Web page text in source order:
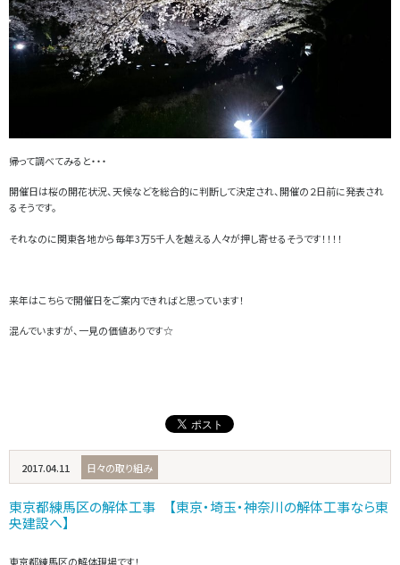
帰って調べてみると・・・
開催日は桜の開花状況、天候などを総合的に判断して決定され、開催の２日前に発表され
るそうです。
それなのに関東各地から毎年3万5千人を越える人々が押し寄せるそうです！！！！
来年はこちらで開催日をご案内できればと思っています！
混んでいますが、一見の価値ありです☆
2017.04.11 日々の取り組み
東京都練馬区の解体工事 【東京・埼玉・神奈川の解体工事なら東
央建設へ】
東京都練馬区の解体現場です！